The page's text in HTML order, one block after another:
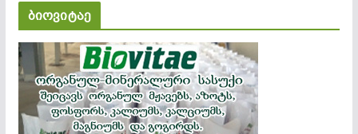
ბიოვიტაე